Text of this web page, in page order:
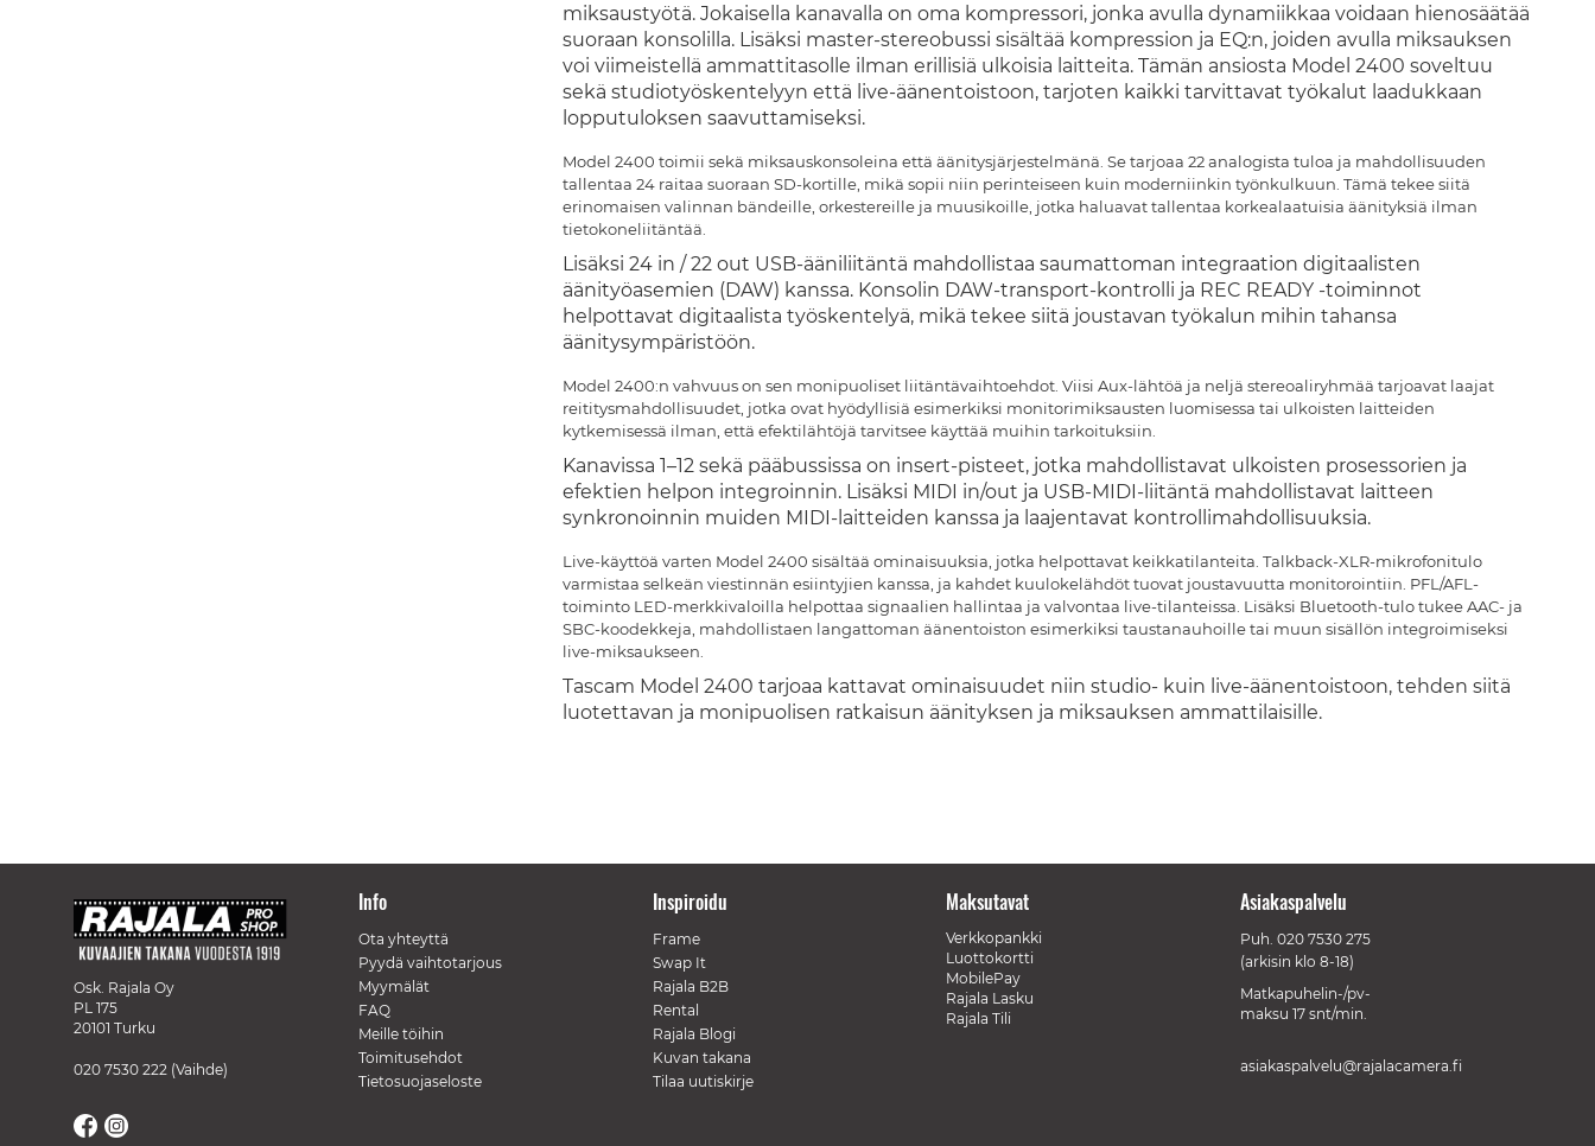
miksaustyötä. Jokaisella kanavalla on oma kompressori, jonka avulla dynamiikkaa voidaan hienosäätää
suoraan konsolilla. Lisäksi master-stereobussi sisältää kompression ja EQ:n, joiden avulla miksauksen
voi viimeistellä ammattitasolle ilman erillisiä ulkoisia laitteita. Tämän ansiosta Model 2400 soveltuu
sekä studiotyöskentelyyn että live-äänentoistoon, tarjoten kaikki tarvittavat työkalut laadukkaan
lopputuloksen saavuttamiseksi.
Model 2400 toimii sekä miksauskonsoleina että äänitysjärjestelmänä. Se tarjoaa 22 analogista tuloa ja mahdollisuuden
tallentaa 24 raitaa suoraan SD-kortille, mikä sopii niin perinteiseen kuin moderniinkin työnkulkuun. Tämä tekee siitä
erinomaisen valinnan bändeille, orkestereille ja muusikoille, jotka haluavat tallentaa korkealaatuisia äänityksiä ilman
tietokoneliitäntää.
Lisäksi 24 in / 22 out USB-ääniliitäntä mahdollistaa saumattoman integraation digitaalisten
äänityöasemien (DAW) kanssa. Konsolin DAW-transport-kontrolli ja REC READY -toiminnot
helpottavat digitaalista työskentelyä, mikä tekee siitä joustavan työkalun mihin tahansa
äänitysympäristöön.
Model 2400:n vahvuus on sen monipuoliset liitäntävaihtoehdot. Viisi Aux-lähtöä ja neljä stereoaliryhmää tarjoavat laajat
reititysmahdollisuudet, jotka ovat hyödyllisiä esimerkiksi monitorimiksausten luomisessa tai ulkoisten laitteiden
kytkemisessä ilman, että efektilähtöjä tarvitsee käyttää muihin tarkoituksiin.
Kanavissa 1–12 sekä pääbussissa on insert-pisteet, jotka mahdollistavat ulkoisten prosessorien ja
efektien helpon integroinnin. Lisäksi MIDI in/out ja USB-MIDI-liitäntä mahdollistavat laitteen
synkronoinnin muiden MIDI-laitteiden kanssa ja laajentavat kontrollimahdollisuuksia.
Live-käyttöä varten Model 2400 sisältää ominaisuuksia, jotka helpottavat keikkatilanteita. Talkback-XLR-mikrofonitulo
varmistaa selkeän viestinnän esiintyjien kanssa, ja kahdet kuulokelähdöt tuovat joustavuutta monitorointiin. PFL/AFL-
toiminto LED-merkkivaloilla helpottaa signaalien hallintaa ja valvontaa live-tilanteissa. Lisäksi Bluetooth-tulo tukee AAC- ja
SBC-koodekkeja, mahdollistaen langattoman äänentoiston esimerkiksi taustanauhoille tai muun sisällön integroimiseksi
live-miksaukseen.
Tascam Model 2400 tarjoaa kattavat ominaisuudet niin studio- kuin live-äänentoistoon, tehden siitä
luotettavan ja monipuolisen ratkaisun äänityksen ja miksauksen ammattilaisille.
Osk. Rajala Oy
PL 175
20101 Turku
020 7530 222 (Vaihde)
Info
Ota yhteyttä
Pyydä vaihtotarjous
Myymälät
FAQ
Meille töihin
Toimitusehdot
Tietosuojaseloste
Inspiroidu
Frame
Swap It
Rajala B2B
Rental
Rajala Blogi
Kuvan takana
Tilaa uutiskirje
Maksutavat
Verkkopankki
Luottokortti
MobilePay
Rajala Lasku
Rajala Tili
Asiakaspalvelu
Puh. 020 7530 275
(arkisin klo 8-18)
Matkapuhelin-/pv-
maksu 17 snt/min.
asiakaspalvelu@rajalacamera.fi